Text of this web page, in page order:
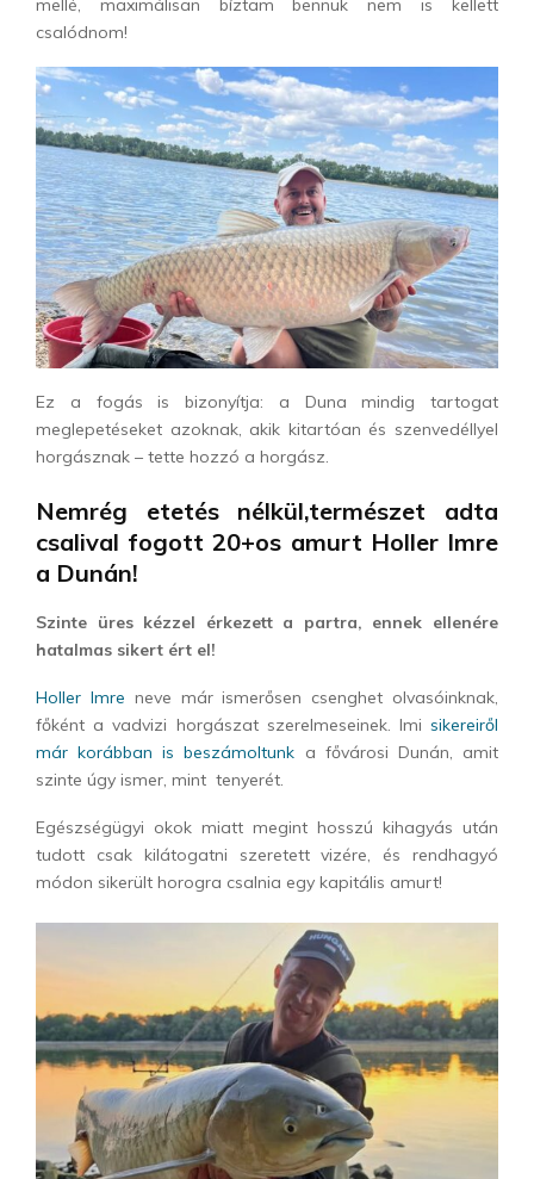
mellé, maximálisan bíztam bennük nem is kellett
csalódnom!
Ez a fogás is bizonyítja: a Duna mindig tartogat
meglepetéseket azoknak, akik kitartóan és szenvedéllyel
horgásznak – tette hozzó a horgász.
Nemrég etetés nélkül,természet adta
csalival fogott 20+os amurt Holler Imre
a Dunán!
Szinte üres kézzel érkezett a partra, ennek ellenére
hatalmas sikert ért el!
Holler Imre neve már ismerősen csenghet olvasóinknak,
főként a vadvizi horgászat szerelmeseinek. Imi sikereiről
már korábban is beszámoltunk a fővárosi Dunán, amit
szinte úgy ismer, mint tenyerét.
Egészségügyi okok miatt megint hosszú kihagyás után
tudott csak kilátogatni szeretett vizére, és rendhagyó
módon sikerült horogra csalnia egy kapitális amurt!